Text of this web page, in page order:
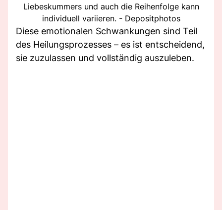
Liebeskummers und auch die Reihenfolge kann
individuell variieren. - Depositphotos
Diese emotionalen Schwankungen sind Teil
des Heilungsprozesses – es ist entscheidend,
sie zuzulassen und vollständig auszuleben.